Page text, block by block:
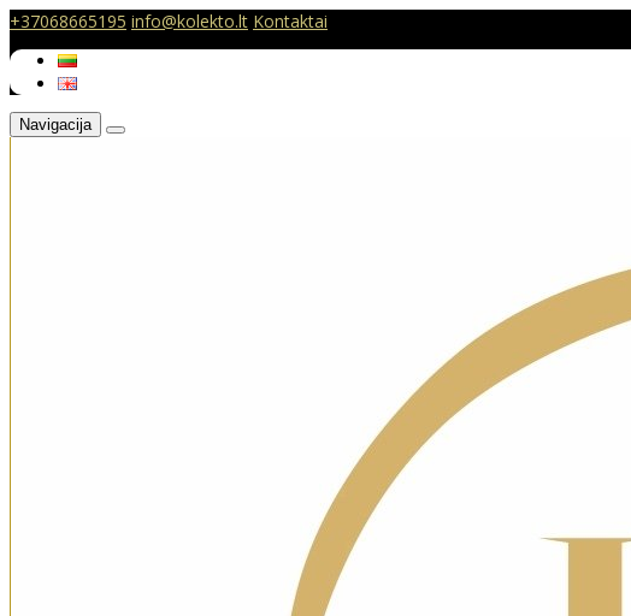
+37068665195 info@kolekto.lt Kontaktai
Navigacija